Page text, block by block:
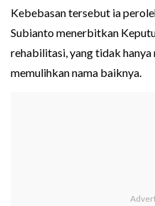
Kebebasan tersebut ia
Subianto menerbitkan
rehabilitasi, yang tidak
memulihkan nama baiknya.